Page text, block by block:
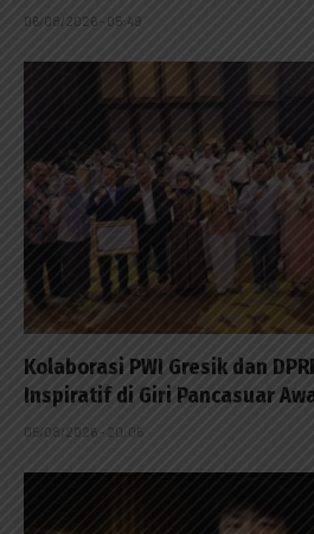
06/08/2026 - 05:49
Kolaborasi PWI Gresik dan
Inspiratif di Giri Pancasuar
05/08/2026 - 20:05